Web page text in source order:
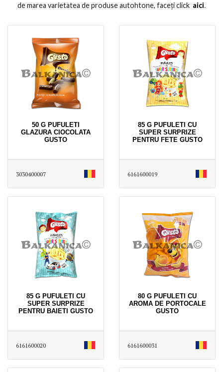
de marea varietatea de produse autohtone, faceți click aici․
50 G PUFULETI
GLAZURA CIOCOLATA
GUSTO
3030400007
85 G PUFULETI CU
SUPER SURPRIZE
PENTRU FETE GUSTO
6161600019
85 G PUFULETI CU
SUPER SURPRIZE
PENTRU BAIETI GUSTO
6161600020
80 G PUFULETI CU
AROMA DE PORTOCALE
GUSTO
6161600031